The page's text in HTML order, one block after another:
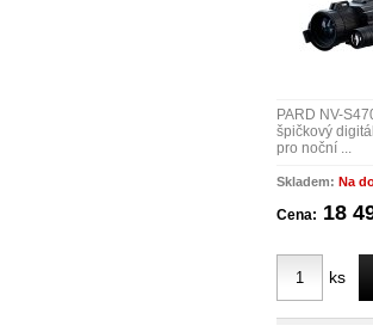
PARD NV-
špičkový
pro noční ...
Skladem: Na
Cena: 18
ks